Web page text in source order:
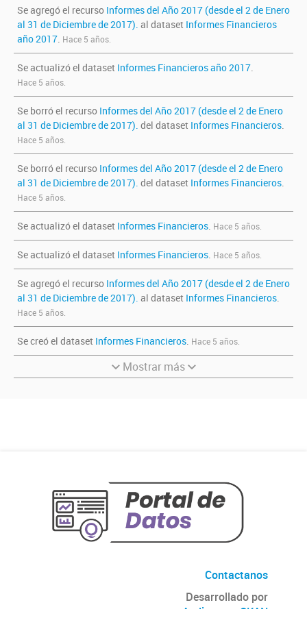
Se agregó el recurso Informes del Año 2017 (desde el 2 de Enero
al 31 de Diciembre de 2017). al dataset Informes Financieros
año 2017. Hace 5 años.
Se actualizó el dataset Informes Financieros año 2017.
Hace 5 años.
Se borró el recurso Informes del Año 2017 (desde el 2 de Enero
al 31 de Diciembre de 2017). del dataset Informes Financieros.
Hace 5 años.
Se borró el recurso Informes del Año 2017 (desde el 2 de Enero
al 31 de Diciembre de 2017). del dataset Informes Financieros.
Hace 5 años.
Se actualizó el dataset Informes Financieros. Hace 5 años.
Se actualizó el dataset Informes Financieros. Hace 5 años.
Se agregó el recurso Informes del Año 2017 (desde el 2 de Enero
al 31 de Diciembre de 2017). al dataset Informes Financieros.
Hace 5 años.
Se creó el dataset Informes Financieros. Hace 5 años.
Mostrar más
Contactanos
Desarrollado por
Andino
CKAN